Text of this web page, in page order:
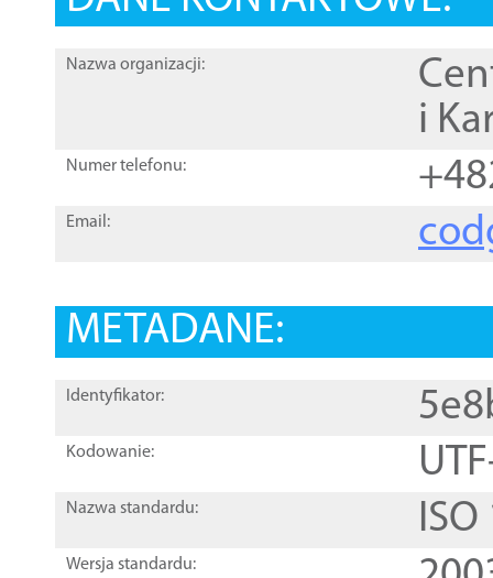
Nazwa organizacji:
i
Numer telefonu:
Email:
METADANE:
Identyfikator:
Kodowanie:
Nazwa standardu:
Wersja standardu: